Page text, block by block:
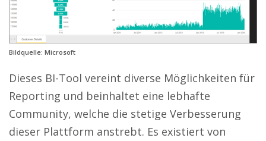
Bildquelle: Microsoft
Dieses BI-Tool vereint diverse Möglichkeiten für
Reporting und beinhaltet eine lebhafte
Community, welche die stetige Verbesserung
dieser Plattform anstrebt. Es existiert von